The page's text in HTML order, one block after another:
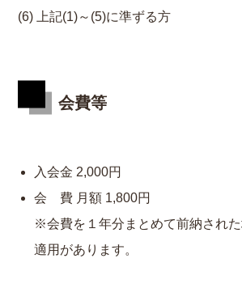
上記(1)～(5)に準ずる方
会費等
入会金 2,000円
会 費 月額 1,800円
※会費を１年分まとめて前納され
適用があります。